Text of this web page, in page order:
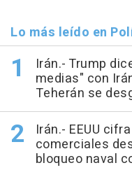
Lo más leído en
Irán.- Trump
medias" con
Teherán se
Irán.- EEUU
comerciales
bloqueo naval